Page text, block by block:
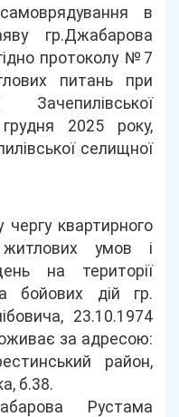
в
гр.Джабарова
протоколу №7
питань при
Зачепилівської
2025 року,
селищної
квартирного
умов і
на території
бойових дій гр.
23.10.1974
за адресою:
район,
б.38.
Рустама